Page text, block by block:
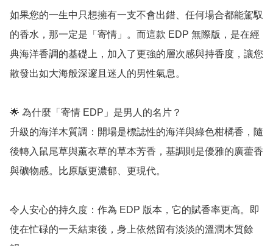
如果您的一生中只想擁有一支不會出錯、任何場合都能駕馭
的香水，那一定是「寄情」。而這款 EDP 無際版，是在經
典海洋香調的基礎上，加入了更強的層次感與持香度，讓您
散發出如大海般深邃且迷人的男性氣息。
🌟 為什麼「寄情 EDP」是男人的名片？
升級的海洋木質調：開場是標誌性的海洋與綠色柑橘香，隨
後轉入鼠尾草與薰衣草的草本芳香，基調則是優雅的廣藿香
與礦物感。比原版更濃郁、更現代。
令人安心的持久度：作為 EDP 版本，它的賦香率更高。即
使在忙碌的一天結束後，身上依然留有淡淡的溫潤木質餘